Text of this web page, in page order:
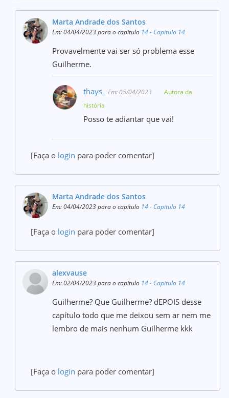
Marta Andrade dos Santos
Em: 04/04/2023 para o capítulo 14 - Capitulo 14
Provavelmente vai ser só problema esse
Guilherme.
thays_ Em: 05/04/2023
Autora da
história
Posso te adiantar que vai!
[Faça o login para poder comentar]
Marta Andrade dos Santos
Em: 04/04/2023 para o capítulo 14 - Capitulo 14
[Faça o login para poder comentar]
alexvause
Em: 02/04/2023 para o capítulo 14 - Capitulo 14
Guilherme? Que Guilherme? dEPOIS desse
capítulo todo que me deixou sem ar nem me
lembro de mais nenhum Guilherme kkk
[Faça o login para poder comentar]